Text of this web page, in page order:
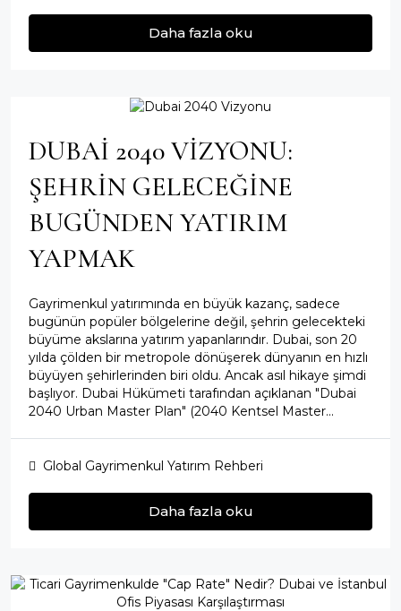
Daha fazla oku
DUBAI 2040 VIZYONU:
ŞEHRIN GELECEĞINE
BUGÜNDEN YATIRIM
YAPMAK
Gayrimenkul yatırımında en büyük kazanç, sadece
bugünün popüler bölgelerine değil, şehrin gelecekteki
büyüme akslarına yatırım yapanlarındır. Dubai, son 20
yılda çölden bir metropole dönüşerek dünyanın en hızlı
büyüyen şehirlerinden biri oldu. Ancak asıl hikaye şimdi
başlıyor. Dubai Hükümeti tarafından açıklanan "Dubai
2040 Urban Master Plan" (2040 Kentsel Master...
Global Gayrimenkul Yatırım Rehberi
Daha fazla oku